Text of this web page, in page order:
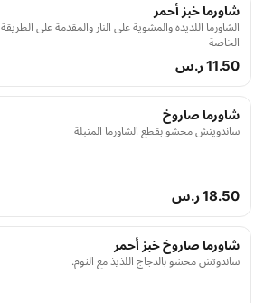
شاورما خبز أحمر
الشاورما اللذيذة والمشوية على النار والمقدمة على الطريقة
الخاصة
11.50 ر.س
شاورما صاروخ
ساندويتش محشو بقطع الشاورما المتبلة
18.50 ر.س
شاورما صاروخ خبز أحمر
ساندوتش محشو بالدجاج اللذيذ مع الثوم.